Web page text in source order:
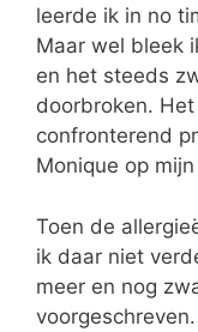
leerde ik in no
Maar wel bleek
en het steeds
doorbroken.
confronterend
Monique op
Toen de
ik daar niet
meer en nog